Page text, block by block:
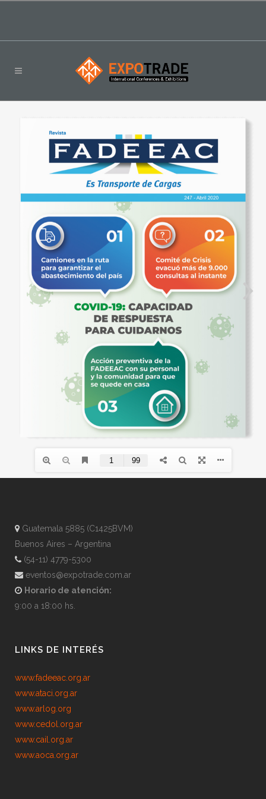
Guatemala 5885 (C1425BVM)
Buenos Aires – Argentina
(54-11) 4779-5300
eventos@expotrade.com.ar
Horario de atención:
9:00 a 18:00 hs.
LINKS DE INTERÉS
www.fadeeac.org.ar
www.ataci.org.ar
www.arlog.org
www.cedol.org.ar
www.cail.org.ar
www.aoca.org.ar